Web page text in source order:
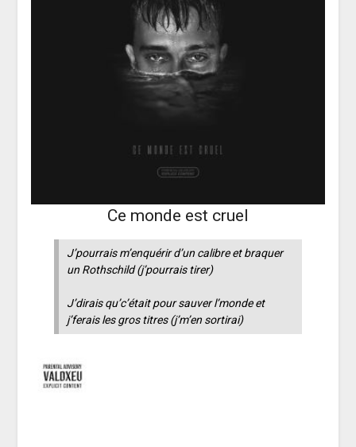
Ce monde est cruel
J’pourrais m’enquérir d’un calibre et braquer
un Rothschild (j’pourrais tirer)
J’dirais qu’c’était pour sauver l’monde et
j’ferais les gros titres (j’m’en sortirai)